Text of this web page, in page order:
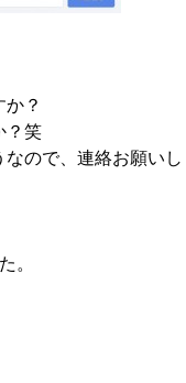
か？
？笑
ので、連絡お願いし
。